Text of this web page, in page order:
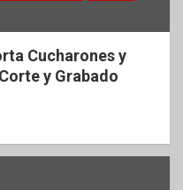
Cucharones y
y Grabado